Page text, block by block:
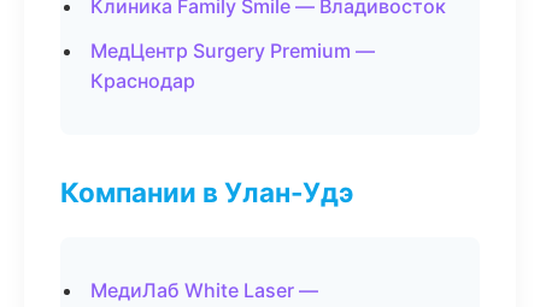
Клиника Family Smile — Владивосток
МедЦентр Surgery Premium —
Краснодар
Компании в Улан-Удэ
МедиЛаб White Laser —